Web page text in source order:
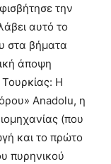
την
αυτό το
στα βήματα
άποψη
Η
Anadolu, η
(που
και το πρώτο
πυρηνικού